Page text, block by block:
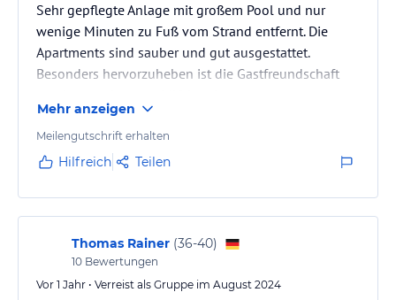
Sehr gepflegte Anlage mit großem Pool und nur
wenige Minuten zu Fuß vom Strand entfernt. Die
Apartments sind sauber und gut ausgestattet.
Besonders hervorzuheben ist die Gastfreundschaft
Mehr anzeigen
Meilengutschrift erhalten
Hilfreich Teilen
Thomas Rainer (36-40)
10 Bewertungen
Vor 1 Jahr • Verreist als Gruppe im August 2024